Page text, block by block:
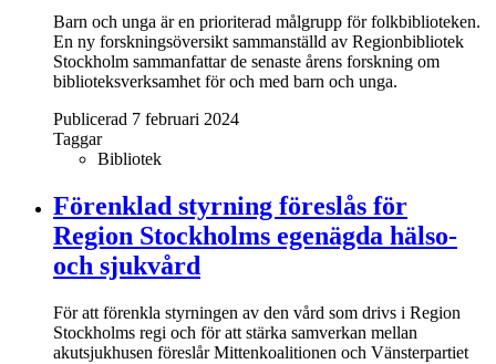
Barn och unga är en prioriterad målgrupp för folkbiblioteken.
En ny forskningsöversikt sammanställd av Regionbibliotek
Stockholm sammanfattar de senaste årens forskning om
biblioteksverksamhet för och med barn och unga.
Publicerad 7 februari 2024
Taggar
Bibliotek
Förenklad styrning föreslås för
Region Stockholms egenägda hälso-
och sjukvård
För att förenkla styrningen av den vård som drivs i Region
Stockholms regi och för att stärka samverkan mellan
akutsjukhusen föreslår Mittenkoalitionen och Vänsterpartiet